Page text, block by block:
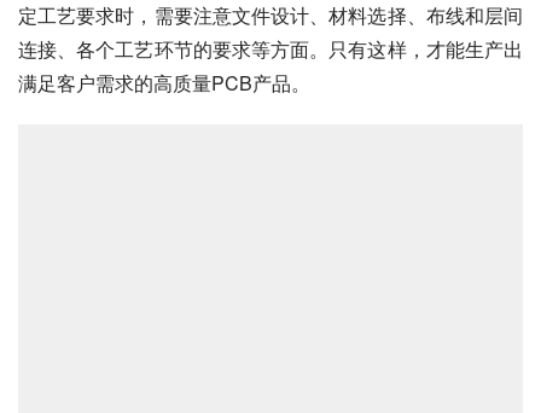
定工艺要求时，需要注意文件设计、材料选择、布线和层间
连接、各个工艺环节的要求等方面。只有这样，才能生产出
满足客户需求的高质量PCB产品。